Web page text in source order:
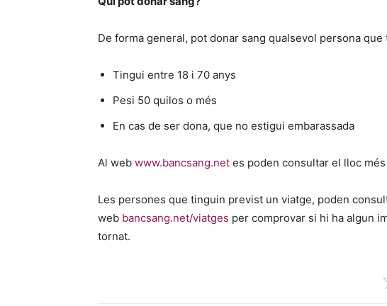
De forma general, pot donar sang qualsevol persona
Tingui entre 18 i 70 anys
Pesi 50 quilos o més
En cas de ser dona, que no estigui embarassada
Al web www.bancsang.net es poden consultar el lloc
Les persones que tinguin previst un viatge, poden
web bancsang.net/viatges per comprovar si hi ha algun
tornat.